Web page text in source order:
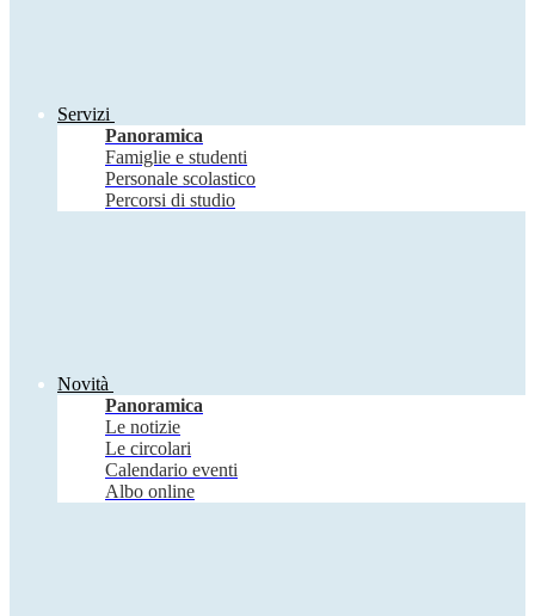
Servizi
Panoramica
Famiglie e studenti
Personale scolastico
Percorsi di studio
Novità
Panoramica
Le notizie
Le circolari
Calendario eventi
Albo online